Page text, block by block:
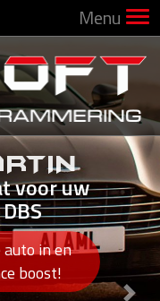
Menu
voor uw
in en
boost!